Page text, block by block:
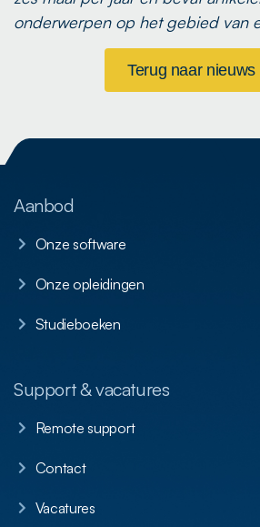
onderwerpen op het gebied van
Terug naar nieuws
Aanbod
Onze software
Onze opleidingen
Studieboeken
Support & vacatures
Remote support
Contact
Vacatures